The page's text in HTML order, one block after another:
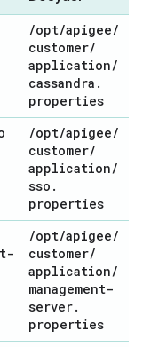
/opt/apigee/
customer/
application/
cassandra .
properties
/opt/apigee/
customer/
application/
sso .
properties
/opt/apigee/
customer/
application/
management-
server.
properties